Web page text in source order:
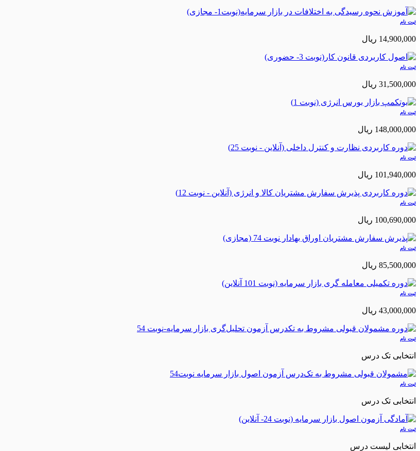
ثبت نام
14,900,000 ريال
ثبت نام
31,500,000 ريال
ثبت نام
148,000,000 ريال
ثبت نام
101,940,000 ريال
ثبت نام
100,690,000 ريال
ثبت نام
85,500,000 ريال
ثبت نام
43,000,000 ريال
ثبت نام
انتخابی تک درس
ثبت نام
انتخابی تک درس
ثبت نام
انتخابی لیست درس